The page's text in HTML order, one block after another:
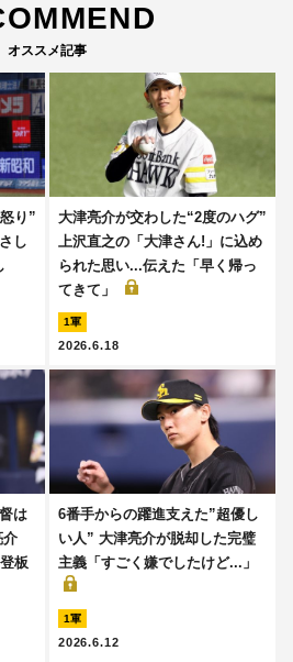
オススメ記事
り”
し
大津亮介が交わした“2度のハグ”
上沢直之の「大津さん!」に込め
られた思い...伝えた「早く帰っ
てきて」
1軍
2026.6.18
は
介
板
6番手からの躍進支えた”超優し
い人” 大津亮介が脱却した完璧
主義「すごく嫌でしたけど...」
1軍
2026.6.12